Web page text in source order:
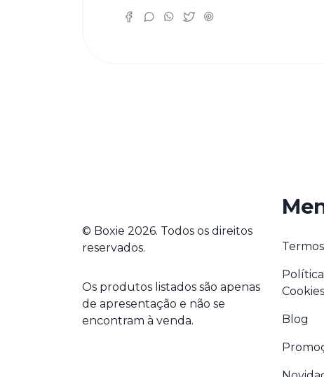
© Boxie 2026. Todos os direitos
reservados.
Os produtos listados são apenas
de apresentação e não se
encontram à venda.
Cookies
Blog